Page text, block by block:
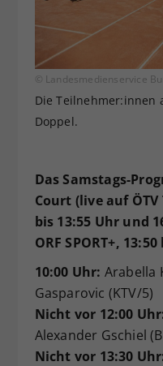
© Landesmedienservice
Die Teilnehmer:innen
Doppel.
Das Samstags-
Court (live auf ÖTV
bis 13:55 Uhr und
ORF SPORT+,
10:00 Uhr: Arabella
Gasparovic (KTV/5)
Nicht vor 12:00
Alexander Gschiel
Nicht vor 13:30